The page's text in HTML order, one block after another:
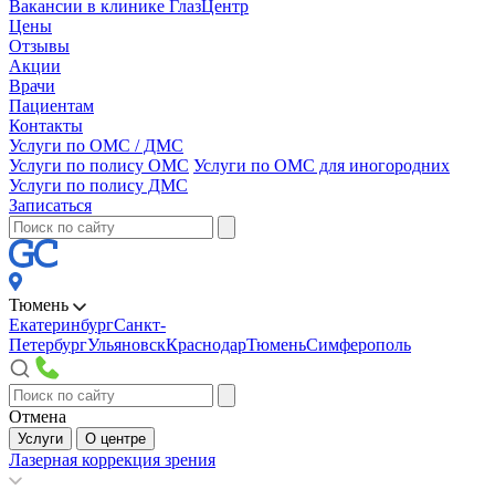
Вакансии в клинике ГлазЦентр
Цены
Отзывы
Акции
Врачи
Пациентам
Контакты
Услуги по ОМС / ДМС
Услуги по полису ОМС Услуги по ОМС для иногородних
Услуги по полису ДМС
Записаться
Тюмень
ЕкатеринбургСанкт-
ПетербургУльяновскКраснодарТюменьСимферополь
Отмена
Услуги О центре
Лазерная коррекция зрения